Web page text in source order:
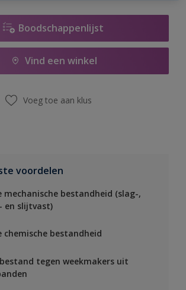
Boodschappenlijst
Vind een winkel
Voeg toe aan klus
voordelen
mechanische bestandheid (slag-,
en slijtvast)
chemische bestandheid
tegen weekmakers uit